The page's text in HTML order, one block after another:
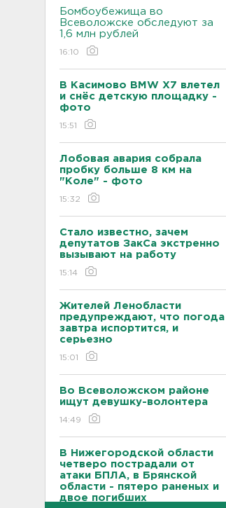
Бомбоубежища во
Всеволожске обследуют за
1,6 млн рублей
16:10
В Касимово BMW X7 влетел
и снёс детскую площадку -
фото
15:51
Лобовая авария собрала
пробку больше 8 км на
"Коле" - фото
15:32
Стало известно, зачем
депутатов ЗакСа экстренно
вызывают на работу
15:14
Жителей Ленобласти
предупреждают, что погода
завтра испортится, и
серьезно
15:01
Во Всеволожском районе
ищут девушку-волонтера
14:49
В Нижегородской области
четверо пострадали от
атаки БПЛА, в Брянской
области - пятеро раненых и
двое погибших